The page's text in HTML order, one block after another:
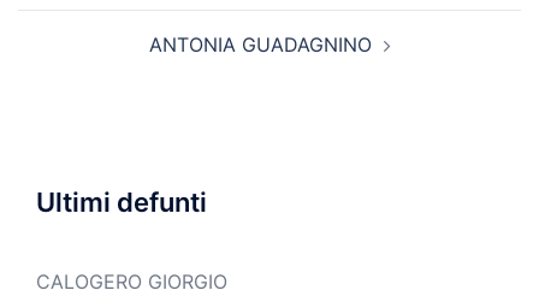
ANTONIA GUADAGNINO
Ultimi defunti
CALOGERO GIORGIO